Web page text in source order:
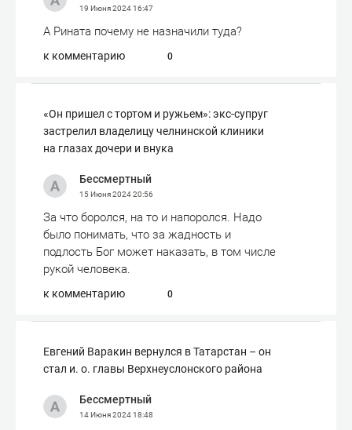
19 Июня 202416:47
А Рината почему не назначили туда?
к комментарию 0
«Он пришел с тортом и ружьем»: экс-супруг
застрелил владелицу челнинской клиники
на глазах дочери и внука
Бессмертный
15 Июня 202420:56
За что боролся, на то и напоролся. Надо
было понимать, что за жадность и
подлость Бог может наказать, в том числе
рукой человека.
к комментарию 0
Евгений Варакин вернулся в Татарстан – он
стал и. о. главы Верхнеуслонского района
Бессмертный
14 Июня 202418:48